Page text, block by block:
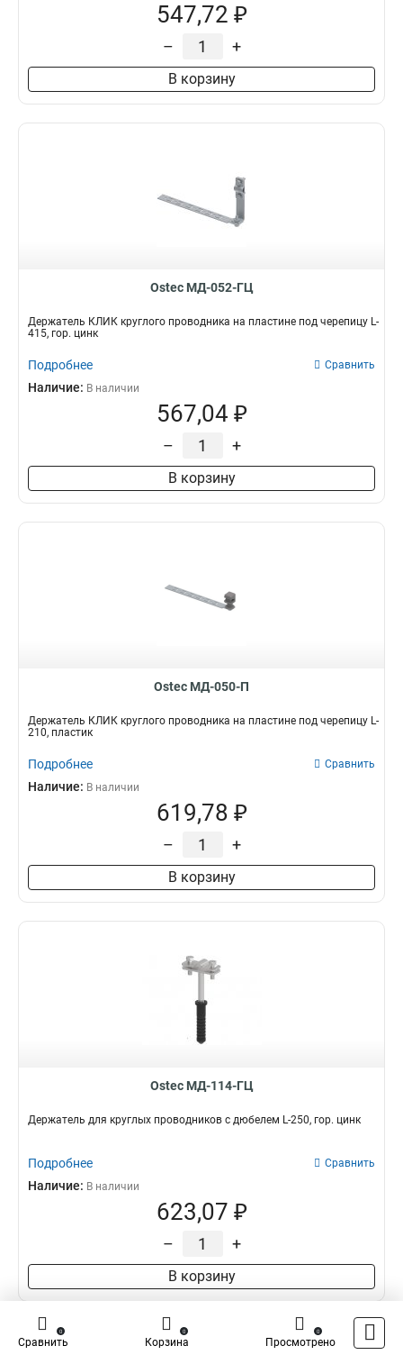
547,72 ₽
– +
В корзину
Ostec МД-052-ГЦ
Держатель КЛИК круглого проводника на пластине под черепицу L-
415, гор. цинк
Подробнее Сравнить
Наличие: В наличии
567,04 ₽
– +
В корзину
Ostec МД-050-П
Держатель КЛИК круглого проводника на пластине под черепицу L-
210, пластик
Подробнее Сравнить
Наличие: В наличии
619,78 ₽
– +
В корзину
Ostec МД-114-ГЦ
Держатель для круглых проводников с дюбелем L-250, гор. цинк
Подробнее Сравнить
Наличие: В наличии
623,07 ₽
– +
В корзину
Сравнить
0
Корзина
0
Просмотрено
0